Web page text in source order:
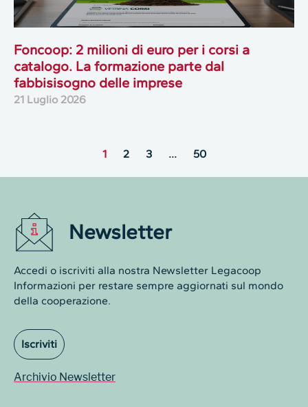
Foncoop: 2 milioni di euro per i corsi a
catalogo. La formazione parte dal
fabbisisogno delle imprese
21 Luglio 2026
1 2 3 … 50
Newsletter
Accedi o iscriviti alla nostra Newsletter Legacoop
Informazioni per restare sempre aggiornati sul mondo
della cooperazione.
Iscriviti
Archivio Newsletter